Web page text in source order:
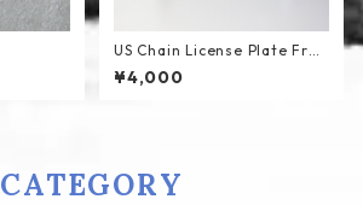
US Chain License Plate Fra
me
¥4,000
CATEGORY